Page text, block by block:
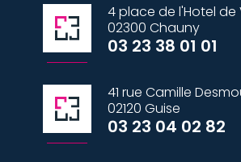
4 place de l'Hotel de
02300 Chauny
03 23 38 01 01
41 rue Camille
02120 Guise
03 23 04 02 82